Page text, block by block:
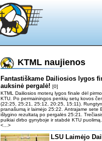
KTML naujienos
Fantastiškame Dailiosios lygos
auksinė pergalė! [0]
KTML Dailiosios moterų lygos finale dėl
KTU. Po permainingos penkių setų kovos
(22:25, 25:21, 25:12, 20:25, 15:11).
pranašumą ir laimėjo 25:22. Antrajame sete
išlygino rezultatą po pergalės 25:21.
puikiai dirbo gynyboje ir stabdė KTU
<...>
LSU Laimėjo